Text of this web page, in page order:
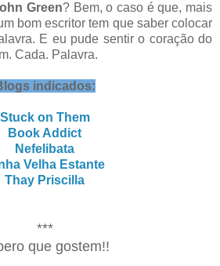
Green? Bem, o caso é que, mais
bom escritor tem que saber colocar
E eu pude sentir o coração do
Cada. Palavra.
indicados:
Stuck on Them
Book Addict
Nefelibata
Velha Estante
Thay Priscilla
***
que gostem!!